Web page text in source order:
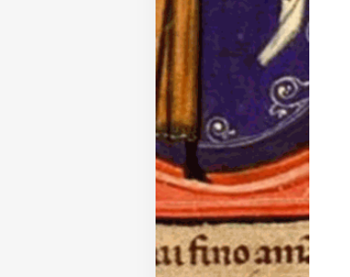
direzione@medioevoromanzo.it